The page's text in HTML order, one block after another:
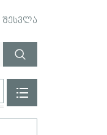
შესვლა